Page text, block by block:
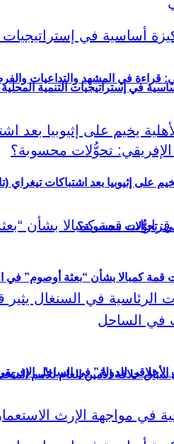
قراءة في المشهد والتداعيات
تحوُّلات محسوبة؟
خلافة الأمين العام للأمم
في إستراتيجيات التنمية المحلية
على إثيوبيا بعد اشتباكات تيغراي
الأخلاقي للدولة” في الساحل